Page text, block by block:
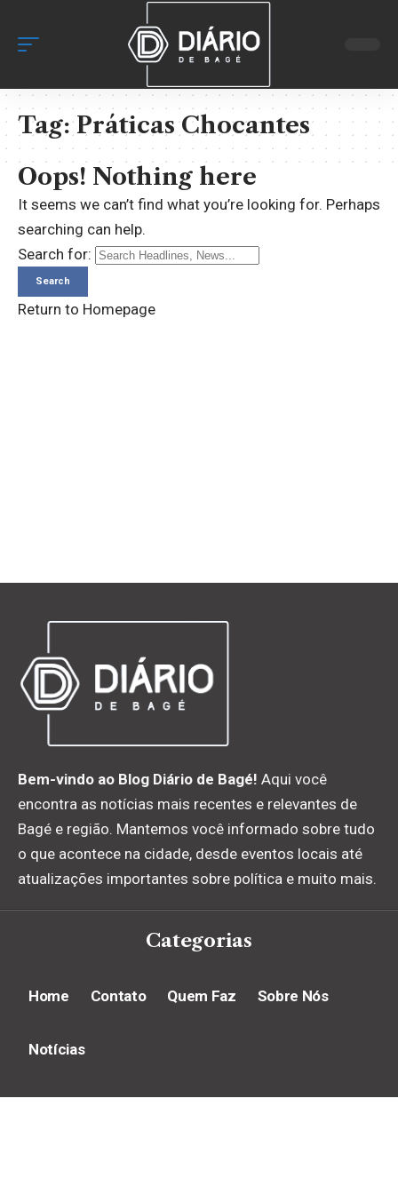
Tag:Práticas Chocantes
Oops! Nothing here
It seems we can’t find what you’re looking for. Perhaps
searching can help.
Search for:
Return to Homepage
Bem-vindo ao Blog Diário de Bagé! Aqui você
encontra as notícias mais recentes e relevantes de
Bagé e região. Mantemos você informado sobre tudo
o que acontece na cidade, desde eventos locais até
atualizações importantes sobre política e muito mais.
Categorias
Home Contato Quem Faz Sobre Nós
Notícias